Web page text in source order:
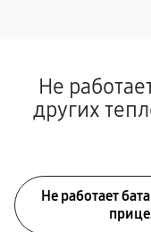
Не
других
Не работает